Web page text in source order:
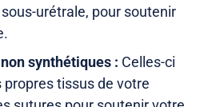
urétrale, pour soutenir
synthétiques : Celles-ci
propres tissus de votre